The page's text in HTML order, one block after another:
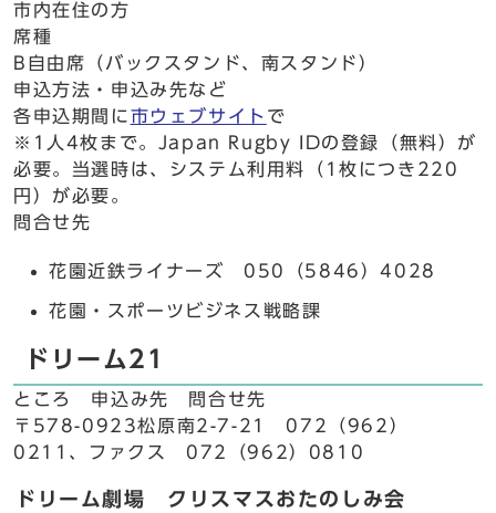
市内在住の方
席種
B自由席（バックスタンド、南スタンド）
申込方法・申込み先など
各申込期間に 市ウェブサイト で
※1人4枚まで。Japan Rugby IDの登録（無料）が
必要。当選時は、システム利用料（1枚につき220
円）が必要。
問合せ先
花園近鉄ライナーズ 050（5846）4028
花園・スポーツビジネス戦略課
ドリーム21
ところ 申込み先 問合せ先
〒578-0923松原南2-7-21 072（962）
0211、ファクス 072（962）0810
ドリーム劇場 クリスマスおたのしみ会